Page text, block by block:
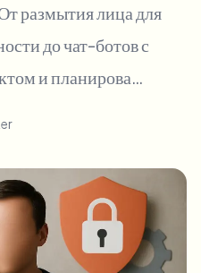
размытия лица для
до чат-ботов с
и планирова…